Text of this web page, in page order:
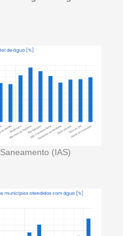
(IAS)